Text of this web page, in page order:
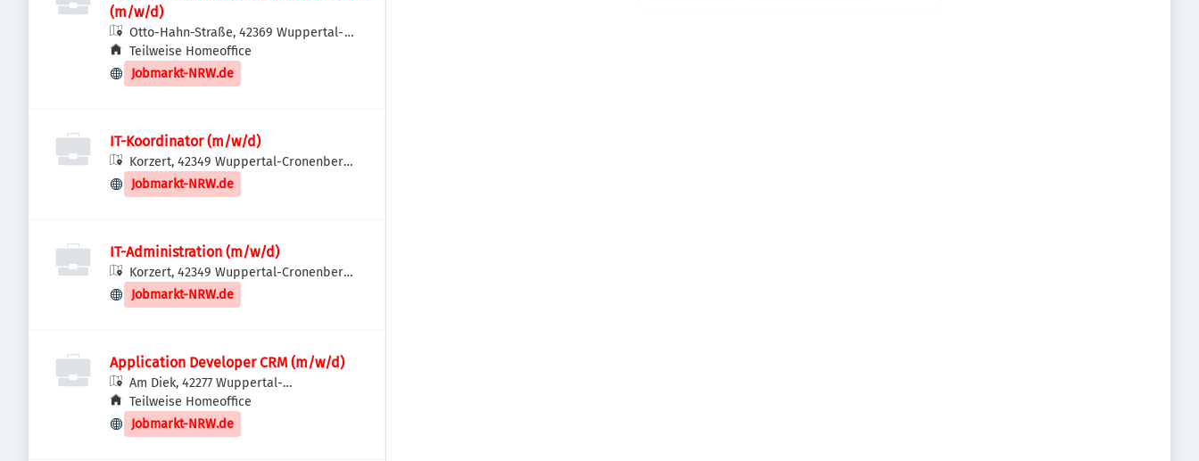
(m/w/d)
Otto-Hahn-Straße, 42369 Wuppertal-
Ronsdorf, Deutschland
Teilweise Homeoffice
Jobmarkt-NRW.de
IT-Koordinator (m/w/d)
Korzert, 42349 Wuppertal-Cronenberg,
Deutschland
Jobmarkt-NRW.de
IT-Administration (m/w/d)
Korzert, 42349 Wuppertal-Cronenberg,
Deutschland
Jobmarkt-NRW.de
Application Developer CRM (m/w/d)
Am Diek, 42277 Wuppertal-
Oberbarmen, Deutschland
Teilweise Homeoffice
Jobmarkt-NRW.de